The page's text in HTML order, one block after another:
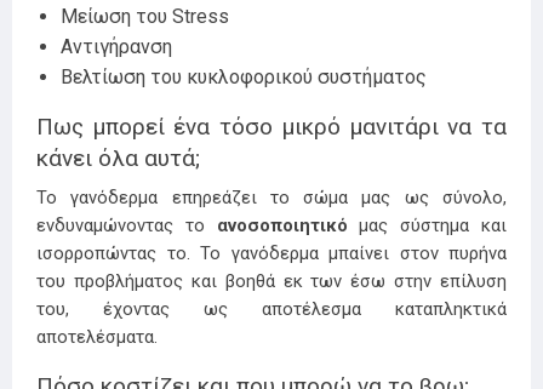
Μείωση του Stress
Αντιγήρανση
Βελτίωση του κυκλοφορικού συστήματος
Πως μπορεί ένα τόσο μικρό μανιτάρι να τα
κάνει όλα αυτά;
Το γανόδερμα επηρεάζει το σώμα μας ως σύνολο,
ενδυναμώνοντας το ανοσοποιητικό μας σύστημα και
ισορροπώντας το. Το γανόδερμα μπαίνει στον πυρήνα
του προβλήματος και βοηθά εκ των έσω στην επίλυση
του, έχοντας ως αποτέλεσμα καταπληκτικά
αποτελέσματα.